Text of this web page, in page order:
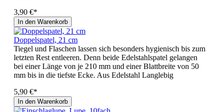
3,90 €*
In den Warenkorb
Doppelspatel, 21 cm
Tiegel und Flaschen lassen sich besonders hygienisch bis zum
letzten Rest entleeren. Denn beide Edelstahlspatel gelangen
bei einer Länge von je 210 mm und einer Blattbreite von 50
mm bis in die tiefste Ecke. Aus Edelstahl Langlebig
5,90 €*
In den Warenkorb